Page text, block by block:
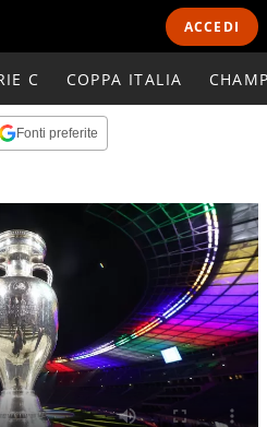
ACCEDI
C COPPA ITALIA
Fonti preferite